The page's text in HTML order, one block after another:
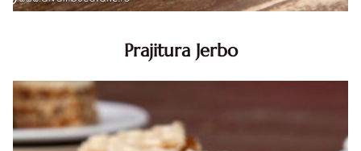
Prajitura Jerbo
prajitura Jerbo. Prajitura Greta Garbo. Reteta prajitura cu
foi si gem cu nuca. Zserbo. Prăjitura Jerbo